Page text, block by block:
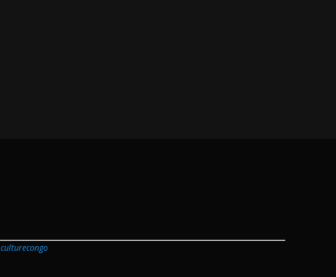
culturecongo